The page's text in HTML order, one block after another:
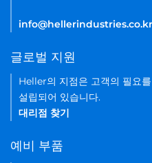
info@hellerindustries.co.kr
글로벌 지원
Heller의 지점은 고객의 필요
설립되어 있습니다.
대리점 찾기
예비 부품